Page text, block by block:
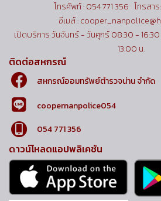
โทรศัพท์ : 054 771 356 โทรสาร
อีเมล์ :
เปิดบริการ วันจันทร์ - วันศุกร์ 08:30 -
13:00 น.
ติดต่อสหกรณ์
สหกรณ์ออมทรัพย์ตำรวจน่าน จำกัด
coopernanpolice054
054 771 356
ดาวน์โหลดแอปพลิเคชัน